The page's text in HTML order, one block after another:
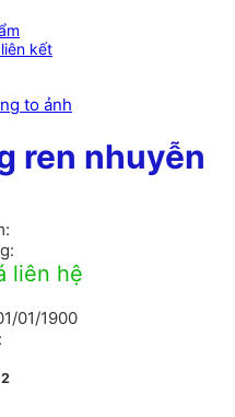
kết
to ảnh
ren nhuyễn
liên hệ
01/1900
2